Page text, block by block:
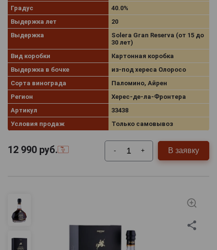
Градус
40.0%
Выдержка лет
20
Выдержка
Solera Gran Reserva (от 15 до
30 лет)
Вид коробки
Картонная коробка
Выдержка в бочке
из-под хереса Олоросо
Сорта винограда
Паломино, Айрен
Регион
Херес‑де‑ла‑Фронтера
Артикул
33438
Условия продаж
Только самовывоз
12 990 руб. - + В заявку